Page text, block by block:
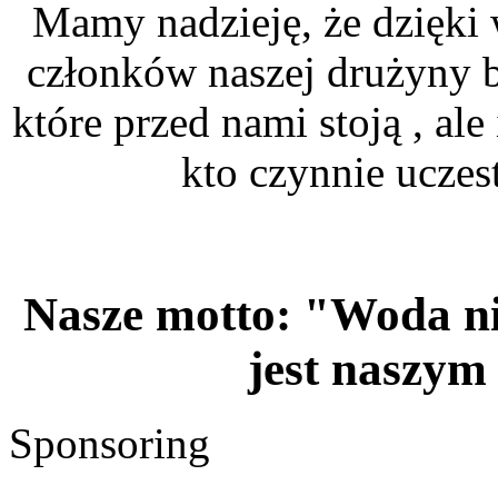
Mamy nadzieję, że dzięki
członków naszej drużyny
które przed nami stoją ,
kto czynnie
Nasze motto: "Woda
jest
Sponsoring